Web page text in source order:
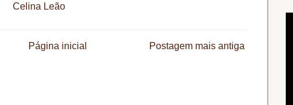
Celina Leão
Postagem mais antiga
Página inicial